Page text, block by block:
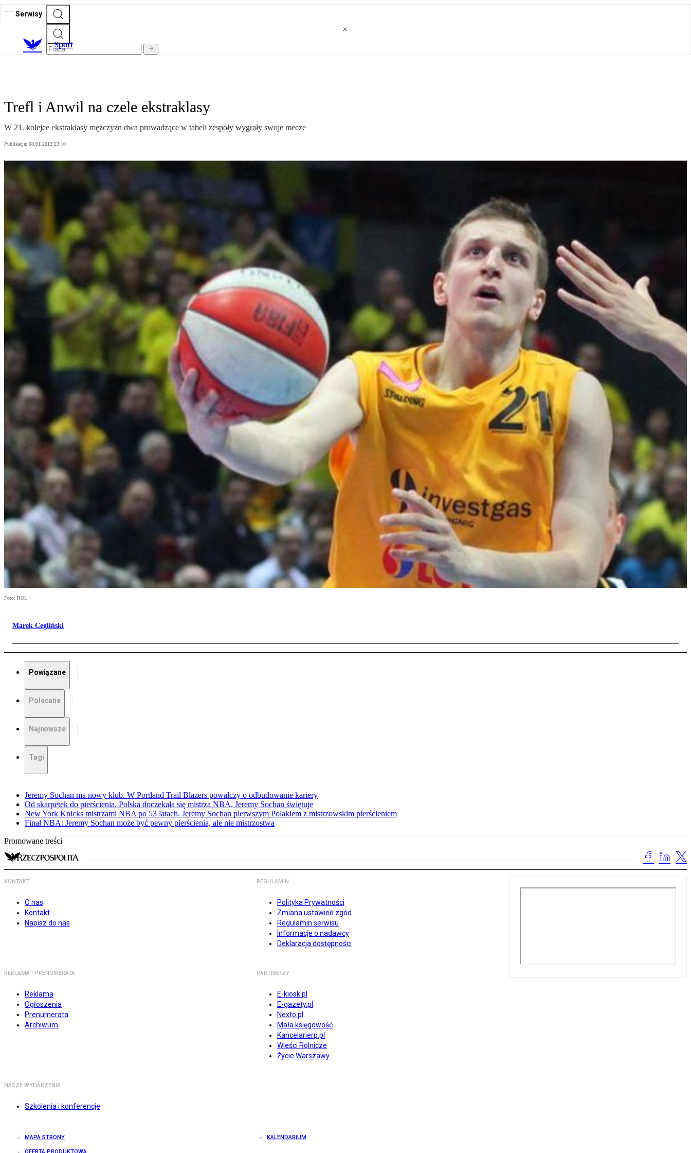
Serwisy
Sport
Trefl i Anwil na czele ekstraklasy
W 21. kolejce ekstraklasy mężczyzn dwa prowadzące w tabeli zespoły wygrały swoje mecze
Publikacja: 08.01.2012 23:10
Foto: ROL
Marek Cegliński
Powiązane
Polecane
Najnowsze
Tagi
Jeremy Sochan ma nowy klub. W Portland Trail Blazers powalczy o odbudowanie kariery
Od skarpetek do pierścienia. Polska doczekała się mistrza NBA, Jeremy Sochan świętuje
New York Knicks mistrzami NBA po 53 latach. Jeremy Sochan pierwszym Polakiem z mistrzowskim pierścieniem
Finał NBA: Jeremy Sochan może być pewny pierścienia, ale nie mistrzostwa
Promowane treści
KONTAKT
O nas
Kontakt
Napisz do nas
REGULAMIN
Polityka Prywatności
Zmiana ustawień zgód
Regulamin serwisu
Informacje o nadawcy
Deklaracja dostępności
REKLAMA I PRENUMERATA
Reklama
Ogłoszenia
Prenumerata
Archiwum
PARTNERZY
E-kiosk.pl
E-gazety.pl
Nexto.pl
Mała księgowość
Kancelarierp.pl
Wieści Rolnicze
Życie Warszawy
NASZE WYDARZENIA
Szkolenia i konferencje
MAPA STRONY KALENDARIUM